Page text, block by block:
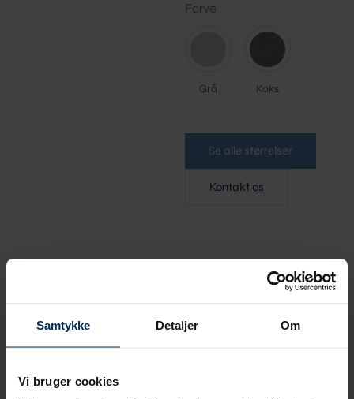
Samtykke Detaljer Om
Vi bruger cookies
Farve
Grå Koks
Se alle størrelser
Kontakt os
Størrelser og mængde
1270886 1200225